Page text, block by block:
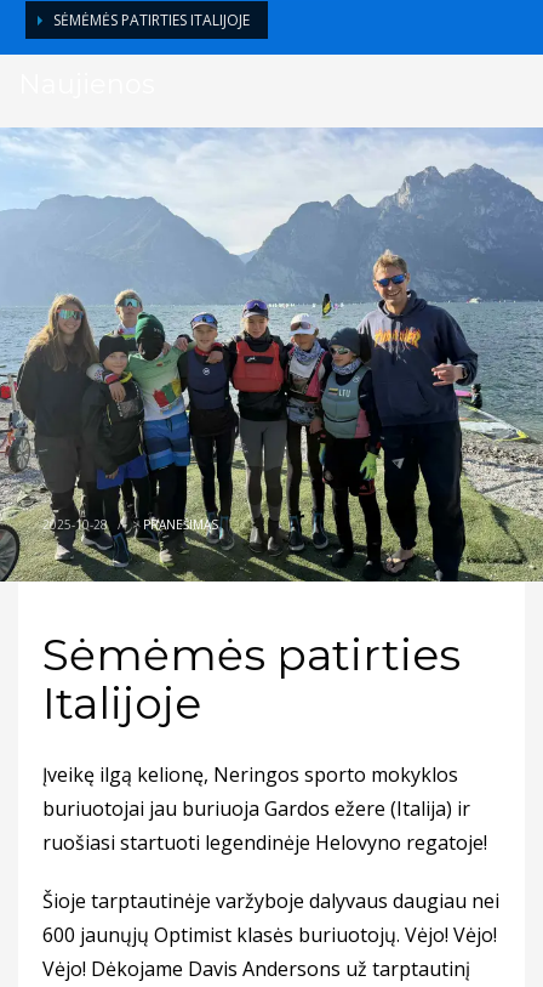
SĖMĖMĖS PATIRTIES ITALIJOJE
2025-10-28 / > PRANEŠIMAS
Sėmėmės patirties
Italijoje
Įveikę ilgą kelionę, Neringos sporto mokyklos
buriuotojai jau buriuoja Gardos ežere (Italija) ir
ruošiasi startuoti legendinėje Helovyno regatoje!
Šioje tarptautinėje varžyboje dalyvaus daugiau nei
600 jaunųjų Optimist klasės buriuotojų. Vėjo! Vėjo!
Vėjo! Dėkojame Davis Andersons už tarptautinį